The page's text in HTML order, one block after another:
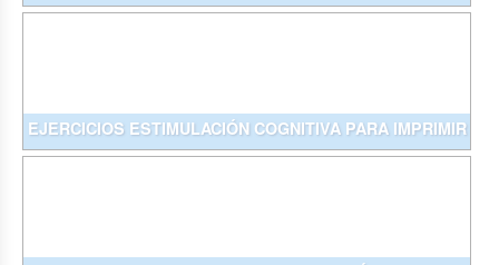
EJERCICIOS ESTIMULACIÓN COGNITIVA PARA IMPRIMIR